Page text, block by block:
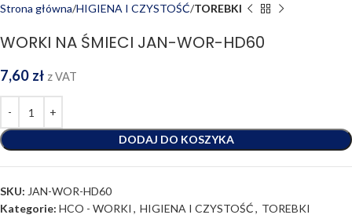
Strona główna HIGIENA I CZYSTOŚĆ TOREBKI
WORKI NA ŚMIECI JAN-WOR-HD60
7,60 zł z VAT
DODAJ DO KOSZYKA
SKU: JAN-WOR-HD60
Kategorie: HCO - WORKI , HIGIENA I CZYSTOŚĆ, TOREBKI